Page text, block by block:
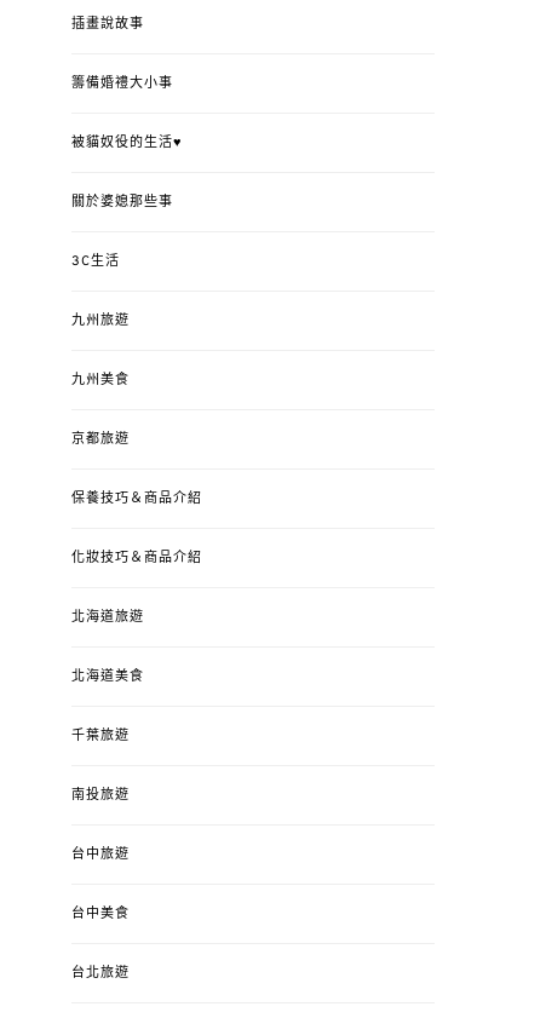
4y3m ：視力檢查、練習犯
錯、認識華德福
插畫說故事
籌備婚禮大小事
被貓奴役的生活♥
關於婆媳那些事
3C生活
九州旅遊
九州美食
京都旅遊
保養技巧＆商品介紹
化妝技巧＆商品介紹
北海道旅遊
北海道美食
千葉旅遊
南投旅遊
台中旅遊
台中美食
台北旅遊